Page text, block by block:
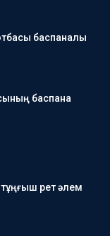
баспаналы
баспана
тұңғыш рет әлем